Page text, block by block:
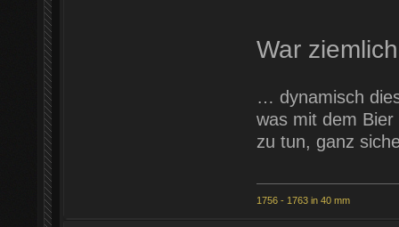
War
… dynamisch
was mit dem
zu tun, ganz
1756 - 1763 in 40 mm